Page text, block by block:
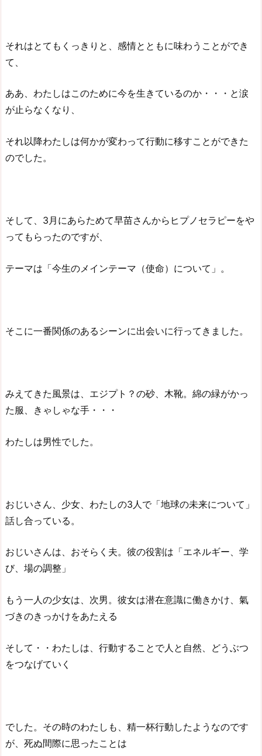
それはとてもくっきりと、感情とともに味わうことができ
て、
ああ、わたしはこのために今を生きているのか・・・と涙
が止らなくなり、
それ以降わたしは何かが変わって行動に移すことができた
のでした。
そして、3月にあらためて早苗さんからヒプノセラピーをや
ってもらったのですが、
テーマは「今生のメインテーマ（使命）について」。
そこに一番関係のあるシーンに出会いに行ってきました。
みえてきた風景は、エジプト？の砂、木靴。綿の緑がかっ
た服、きゃしゃな手・・・
わたしは男性でした。
おじいさん、少女、わたしの3人で「地球の未来について」
話し合っている。
おじいさんは、おそらく夫。彼の役割は「エネルギー、学
び、場の調整」
もう一人の少女は、次男。彼女は潜在意識に働きかけ、氣
づきのきっかけをあたえる
そして・・わたしは、行動することで人と自然、どうぶつ
をつなげていく
でした。その時のわたしも、精一杯行動したようなのです
が、死ぬ間際に思ったことは